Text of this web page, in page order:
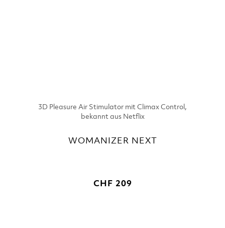
WOMANIZER NEXT
3D Pleasure Air Stimulator mit Climax Control,
bekannt aus Netflix
CHF 209